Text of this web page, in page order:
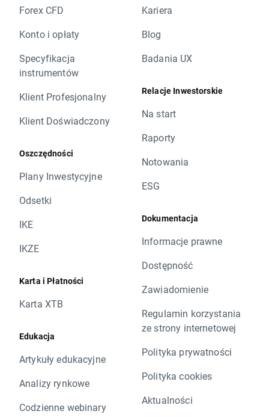
Forex CFD
Konto i opłaty
Specyfikacja
instrumentów
Klient Profesjonalny
Klient Doświadczony
Oszczędności
Plany Inwestycyjne
Odsetki
IKE
IKZE
Karta i Płatności
Karta XTB
Edukacja
Artykuły edukacyjne
Analizy rynkowe
Codzienne webinary
Kariera
Blog
Badania UX
Relacje Inwestorskie
Na start
Raporty
Notowania
ESG
Dokumentacja
Informacje prawne
Dostępność
Zawiadomienie
Regulamin korzystania
ze strony internetowej
Polityka prywatności
Polityka cookies
Aktualności